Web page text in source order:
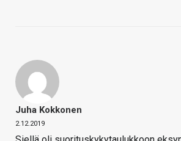
Juha Kokkonen
2.12.2019